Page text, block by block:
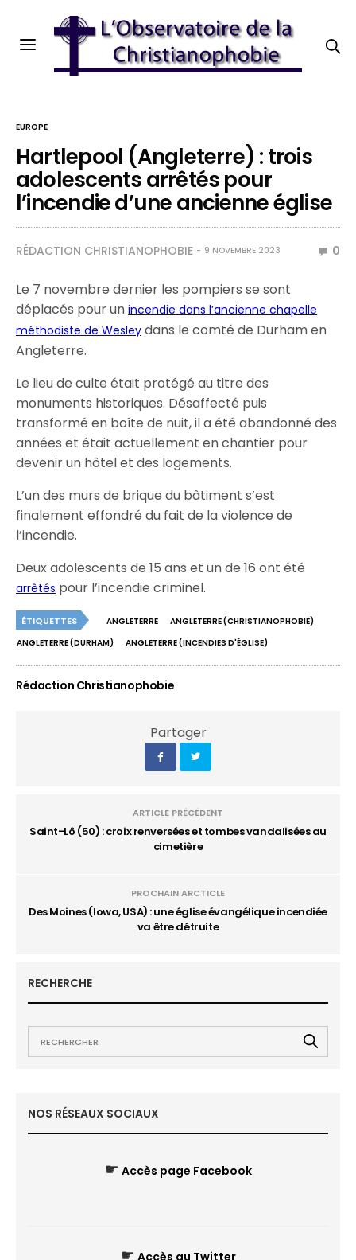
EUROPE
Hartlepool (Angleterre) : trois
adolescents arrêtés pour
l’incendie d’une ancienne église
RÉDACTION CHRISTIANOPHOBIE 9 NOVEMBRE 2023 0
Le 7 novembre dernier les pompiers se sont
déplacés pour unincendie dans l’ancienne chapelle
méthodiste de Wesley dans le comté de Durham en
Angleterre.
Le lieu de culte était protégé au titre des
monuments historiques. Désaffecté puis
transformé en boîte de nuit, il a été abandonné des
années et était actuellement en chantier pour
devenir un hôtel et des logements.
L’un des murs de brique du bâtiment s’est
finalement effondré du fait de la violence de
l’incendie.
Deux adolescents de 15 ans et un de 16 ont été
arrêtés pour l’incendie criminel.
ÉTIQUETTES ANGLETERRE
ANGLETERRE (CHRISTIANOPHOBIE)
ANGLETERRE (DURHAM)
ANGLETERRE (INCENDIES D'ÉGLISE)
Rédaction Christianophobie
Partager
ARTICLE PRÉCÉDENT
Saint-Lô (50) : croix renversées et tombes vandalisées au
cimetière
PROCHAIN ARCTICLE
Des Moines (Iowa, USA) : une église évangélique incendiée
va être détruite
RECHERCHE
NOS RÉSEAUX SOCIAUX
☛ Accès page Facebook
☛ Accès au Twitter